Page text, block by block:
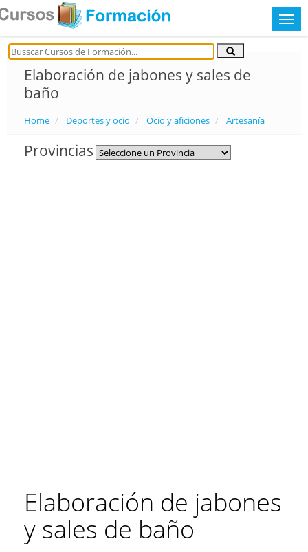
Elaboración de jabones y sales de
baño
Home Deportes y ocio Ocio y aficiones Artesanía
Provincias
Elaboración de jabones
y sales de baño